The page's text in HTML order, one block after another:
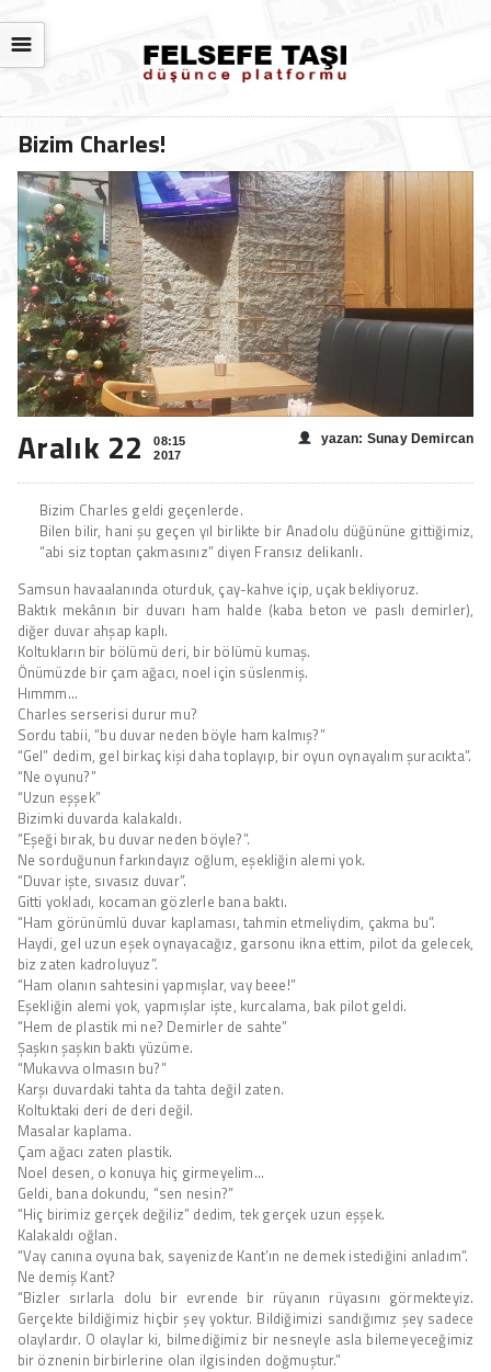
☰
Bizim Charles!
Aralık 22
08:15
2017
yazan: Sunay Demircan
Bizim Charles geldi geçenlerde.
Bilen bilir, hani şu geçen yıl birlikte bir Anadolu düğününe gittiğimiz,
“abi siz toptan çakmasınız” diyen Fransız delikanlı.
Samsun havaalanında oturduk, çay-kahve içip, uçak bekliyoruz.
Baktık mekânın bir duvarı ham halde (kaba beton ve paslı demirler),
diğer duvar ahşap kaplı.
Koltukların bir bölümü deri, bir bölümü kumaş.
Önümüzde bir çam ağacı, noel için süslenmiş.
Hımmm…
Charles serserisi durur mu?
Sordu tabii, “bu duvar neden böyle ham kalmış?”
“Gel” dedim, gel birkaç kişi daha toplayıp, bir oyun oynayalım şuracıkta”.
“Ne oyunu?”
“Uzun eşşek”
Bizimki duvarda kalakaldı.
“Eşeği bırak, bu duvar neden böyle?”.
Ne sorduğunun farkındayız oğlum, eşekliğin alemi yok.
“Duvar işte, sıvasız duvar”.
Gitti yokladı, kocaman gözlerle bana baktı.
“Ham görünümlü duvar kaplaması, tahmin etmeliydim, çakma bu”.
Haydi, gel uzun eşek oynayacağız, garsonu ikna ettim, pilot da gelecek,
biz zaten kadroluyuz”.
“Ham olanın sahtesini yapmışlar, vay beee!”
Eşekliğin alemi yok, yapmışlar işte, kurcalama, bak pilot geldi.
“Hem de plastik mi ne? Demirler de sahte”
Şaşkın şaşkın baktı yüzüme.
“Mukavva olmasın bu?”
Karşı duvardaki tahta da tahta değil zaten.
Koltuktaki deri de deri değil.
Masalar kaplama.
Çam ağacı zaten plastik.
Noel desen, o konuya hiç girmeyelim…
Geldi, bana dokundu, “sen nesin?”
“Hiç birimiz gerçek değiliz” dedim, tek gerçek uzun eşşek.
Kalakaldı oğlan.
“Vay canına oyuna bak, sayenizde Kant’ın ne demek istediğini anladım”.
Ne demiş Kant?
“Bizler sırlarla dolu bir evrende bir rüyanın rüyasını görmekteyiz.
Gerçekte bildiğimiz hiçbir şey yoktur. Bildiğimizi sandığımız şey sadece
olaylardır. O olaylar ki, bilmediğimiz bir nesneyle asla bilemeyeceğimiz
bir öznenin birbirlerine olan ilgisinden doğmuştur.”